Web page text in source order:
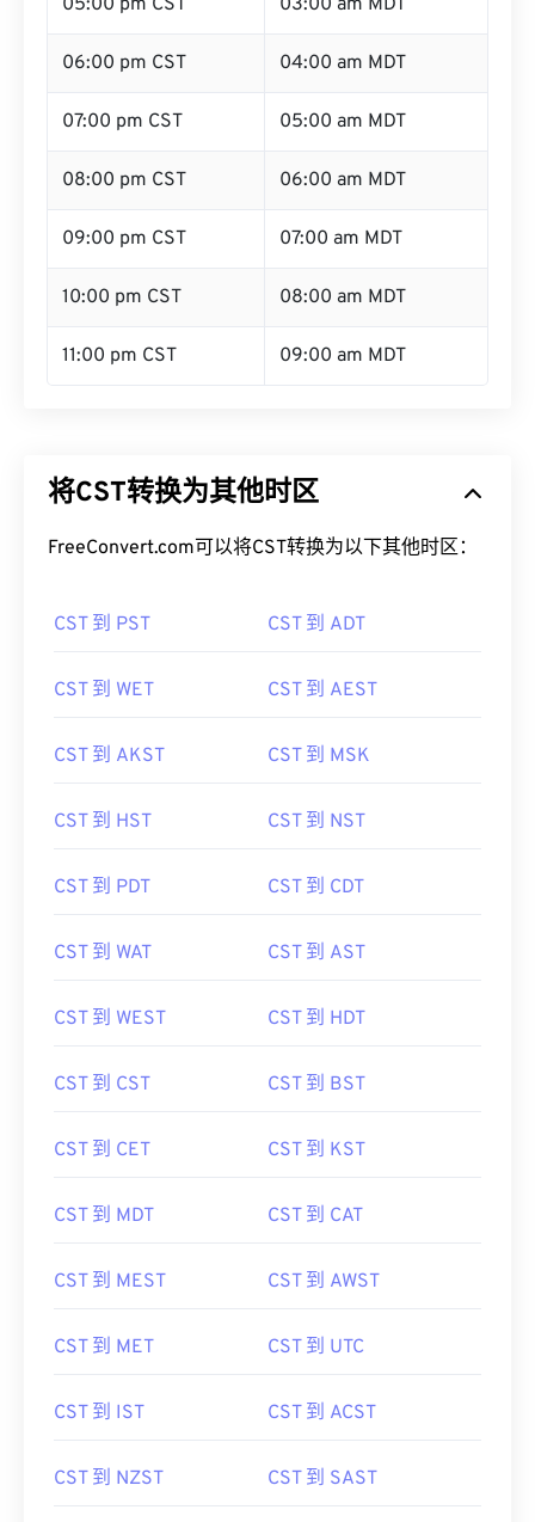
05:00 pm CST 03:00 am MDT
06:00 pm CST 04:00 am MDT
07:00 pm CST 05:00 am MDT
08:00 pm CST 06:00 am MDT
09:00 pm CST 07:00 am MDT
10:00 pm CST 08:00 am MDT
11:00 pm CST 09:00 am MDT
将CST转换为其他时区
FreeConvert.com可以将CST转换为以下其他时区：
CST 到 PST CST 到 ADT
CST 到 WET CST 到 AEST
CST 到 AKST CST 到 MSK
CST 到 HST CST 到 NST
CST 到 PDT CST 到 CDT
CST 到 WAT CST 到 AST
CST 到 WEST CST 到 HDT
CST 到 CST CST 到 BST
CST 到 CET CST 到 KST
CST 到 MDT CST 到 CAT
CST 到 MEST CST 到 AWST
CST 到 MET CST 到 UTC
CST 到 IST CST 到 ACST
CST 到 NZST CST 到 SAST